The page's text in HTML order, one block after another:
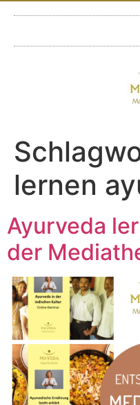
lernen
Ayurveda
der